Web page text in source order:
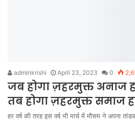
adminkrishi April 23, 2023 0
जब होगा ज़हरमुक्त अनाज
तब होगा ज़हरमुक्त समाज
हर वर्ष की तरह इस वर्ष भी मार्च में मौसम ने अपना